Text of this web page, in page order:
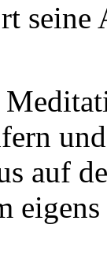
seine
auf